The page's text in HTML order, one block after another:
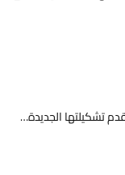
تشكيلتها الجديدة…